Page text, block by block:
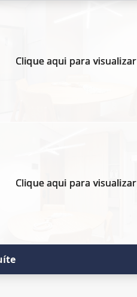
Clique aqui para visualizar
Clique aqui para visualizar